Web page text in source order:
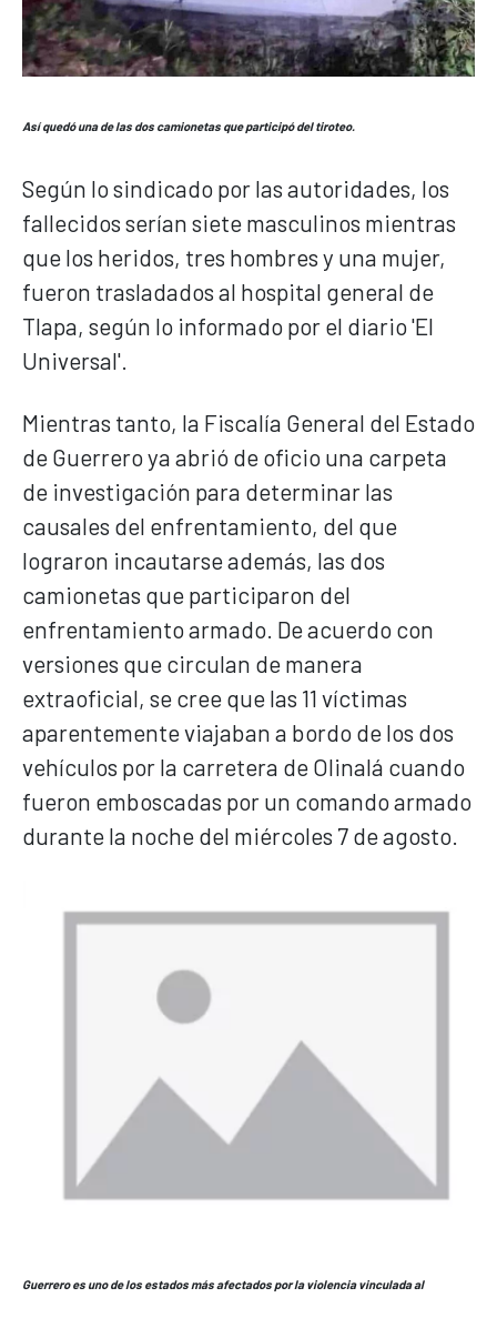
Así quedó una de las dos camionetas que participó del tiroteo.
Según lo sindicado por las autoridades, los
fallecidos serían siete masculinos mientras
que los heridos, tres hombres y una mujer,
fueron trasladados al hospital general de
Tlapa, según lo informado por el diario 'El
Universal'.
Mientras tanto, la Fiscalía General del Estado
de Guerrero ya abrió de oficio una carpeta
de investigación para determinar las
causales del enfrentamiento, del que
lograron incautarse además, las dos
camionetas que participaron del
enfrentamiento armado. De acuerdo con
versiones que circulan de manera
extraoficial, se cree que las 11 víctimas
aparentemente viajaban a bordo de los dos
vehículos por la carretera de Olinalá cuando
fueron emboscadas por un comando armado
durante la noche del miércoles 7 de agosto.
Guerrero es uno de los estados más afectados por la violencia vinculada al